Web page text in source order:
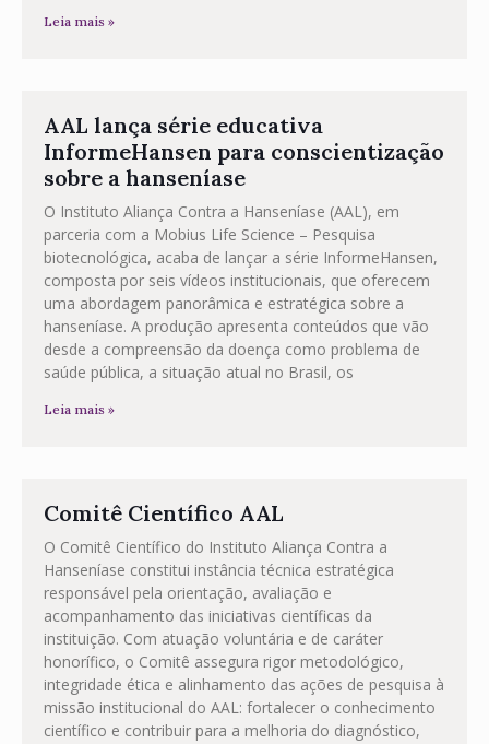
Leia mais »
AAL lança série educativa
InformeHansen para conscientização
sobre a hanseníase
O Instituto Aliança Contra a Hanseníase (AAL), em
parceria com a Mobius Life Science – Pesquisa
biotecnológica, acaba de lançar a série InformeHansen,
composta por seis vídeos institucionais, que oferecem
uma abordagem panorâmica e estratégica sobre a
hanseníase. A produção apresenta conteúdos que vão
desde a compreensão da doença como problema de
saúde pública, a situação atual no Brasil, os
Leia mais »
Comitê Científico AAL
O Comitê Científico do Instituto Aliança Contra a
Hanseníase constitui instância técnica estratégica
responsável pela orientação, avaliação e
acompanhamento das iniciativas científicas da
instituição. Com atuação voluntária e de caráter
honorífico, o Comitê assegura rigor metodológico,
integridade ética e alinhamento das ações de pesquisa à
missão institucional do AAL: fortalecer o conhecimento
científico e contribuir para a melhoria do diagnóstico,